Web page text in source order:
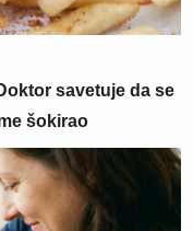
savetuje da se
šokirao